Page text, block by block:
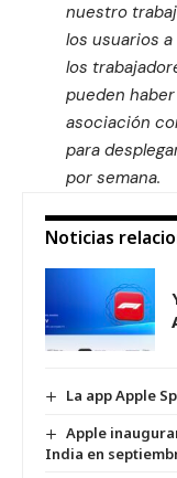
nuestro
los usuarios
los
pueden
asociación
para
por semana.
Noticias
La app Apple
Apple
India en